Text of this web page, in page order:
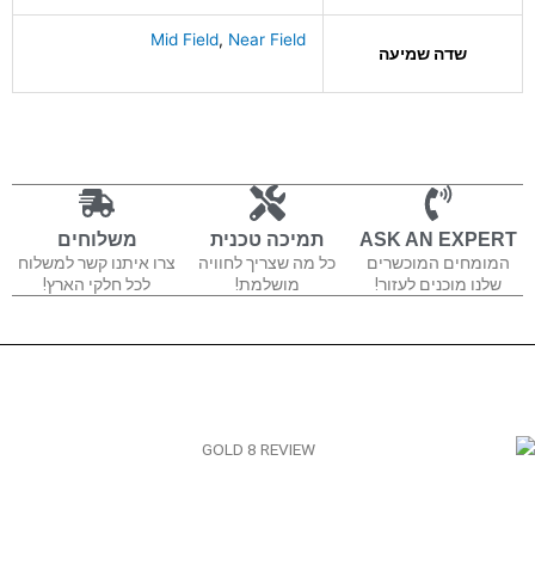
שדה שמיעה
Mid Field, Near Field
ASK AN EXPERT
המומחים המוכשרים
שלנו מוכנים לעזור!
תמיכה טכנית
כל מה שצריך לחוויה
מושלמת!
משלוחים
צרו איתנו קשר למשלוח
לכל חלקי הארץ!